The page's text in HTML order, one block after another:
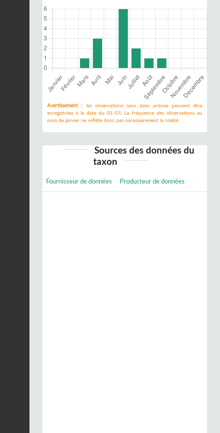
Avertissement :
les observations sans date précise peuvent être
enregistrées à la date du 01/01. La fréquence des observations au
mois de janvier ne reflète donc pas nécessairement la réalité.
Sources des données du
taxon
Fournisseur de données Producteur de données